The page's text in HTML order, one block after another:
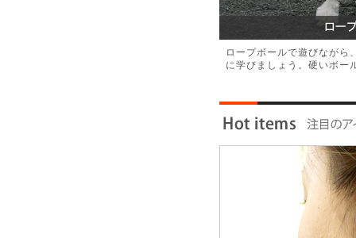
ロープボールで遊びながら
に学びましょう。硬いボー